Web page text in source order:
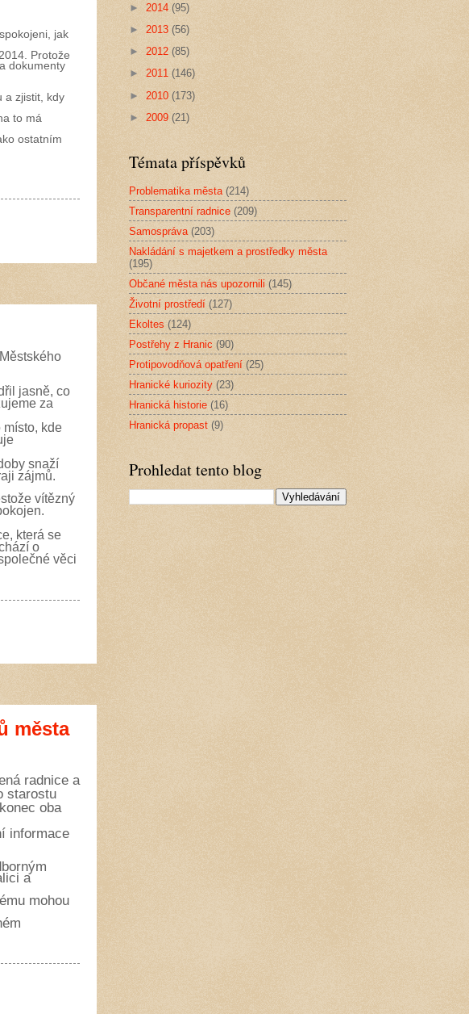
jak
Protože
dokumenty
a zjistit, kdy
to má
ostatním
jasně, co
za
kde
snaží
zájmů.
vítězný
která se
o
věci
města
radnice a
starostu
oba
informace
a
mohou
► 2014 (95)
► 2013 (56)
► 2012 (85)
► 2011 (146)
► 2010 (173)
► 2009 (21)
Témata příspěvků
Problematika města (214)
Transparentní radnice (209)
Samospráva (203)
Nakládání s majetkem a prostředky města
(195)
Občané města nás upozornili (145)
Životní prostředí (127)
Ekoltes (124)
Postřehy z Hranic (90)
Protipovodňová opatření (25)
Hranické kuriozity (23)
Hranická historie (16)
Hranická propast (9)
Prohledat tento blog